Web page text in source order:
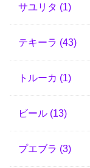
サユリタ (1)
テキーラ (43)
トルーカ (1)
ビール (13)
プエブラ (3)